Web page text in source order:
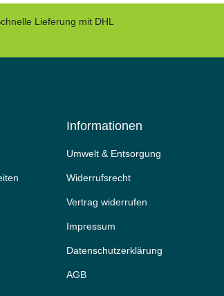
Lieferung mit DHL
Informationen
Umwelt & Entsorgung
Widerrufs­recht
Vertrag widerrufen
Impressum
Daten­schutz­erklärung
AGB